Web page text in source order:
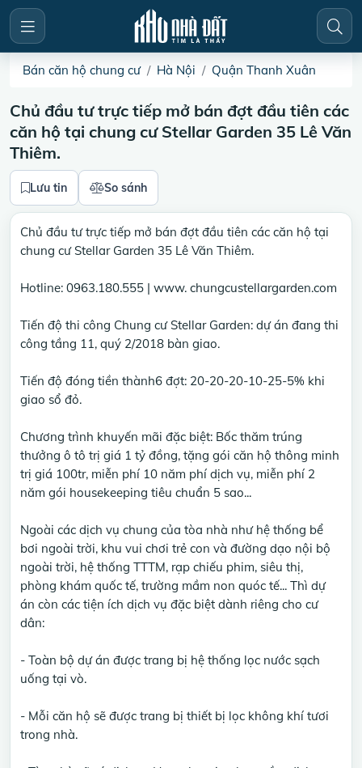
Bán căn hộ chung cư Hà Nội Quận Thanh Xuân
Chủ đầu tư trực tiếp mở bán đợt đầu tiên các
căn hộ tại chung cư Stellar Garden 35 Lê Văn
Thiêm.
Lưu tin So sánh
Chủ đầu tư trực tiếp mở bán đợt đầu tiên các căn hộ tại
chung cư Stellar Garden 35 Lê Văn Thiêm.
Hotline: 0963.180.555 | www. chungcustellargarden.com
Tiến độ thi công Chung cư Stellar Garden: dự án đang thi
công tầng 11, quý 2/2018 bàn giao.
Tiến độ đóng tiền thành6 đợt: 20-20-20-10-25-5% khi
giao sổ đỏ.
Chương trình khuyến mãi đặc biệt: Bốc thăm trúng
thưởng ô tô trị giá 1 tỷ đồng, tặng gói căn hộ thông minh
trị giá 100tr, miễn phí 10 năm phí dịch vụ, miễn phí 2
năm gói housekeeping tiêu chuẩn 5 sao...
Ngoài các dịch vụ chung của tòa nhà như hệ thống bể
bơi ngoài trời, khu vui chơi trẻ con và đường dạo nội bộ
ngoài trời, hệ thống TTTM, rạp chiếu phim, siêu thị,
phòng khám quốc tế, trường mầm non quóc tế... Thì dự
án còn các tiện ích dịch vụ đặc biệt dành riêng cho cư
dân:
- Toàn bộ dự án được trang bị hệ thống lọc nước sạch
uống tại vò.
- Mỗi căn hộ sẽ được trang bị thiết bị lọc không khí tươi
trong nhà.